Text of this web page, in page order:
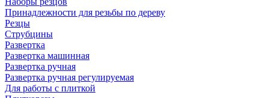
Принадлежности для резьбы по дереву
Резцы
Струбцины
Развертка
Развертка машинная
Развертка ручная
Развертка ручная регулируемая
Для работы с плиткой